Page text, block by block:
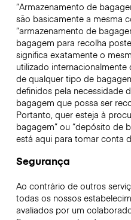
“Armazenamento de
são basicamente a mesma
“armazenamento de
bagagem para recolha
significa exatamente o
utilizado
de qualquer tipo de
definidos pela necessidade
bagagem que possa ser
Portanto, quer esteja à
bagagem” ou “depósito de
está aqui para tomar conta
Segurança
Ao contrário de outros
todas os nossos
avaliados por um